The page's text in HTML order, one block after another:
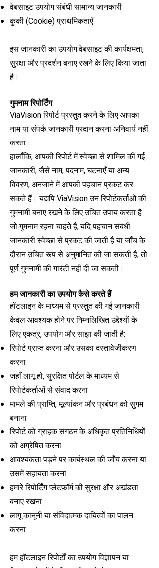
वेबसाइट उपयोग संबंधी सामान्य जानकारी
कुकी (Cookie) प्राथमिकताएँ
इस जानकारी का उपयोग वेबसाइट की कार्यक्षमता,
सुरक्षा और प्रदर्शन बनाए रखने के लिए किया जाता
है।
गुमनाम रिपोर्टिंग
ViaVision रिपोर्ट प्रस्तुत करने के लिए आपका
नाम या संपर्क जानकारी प्रदान करना अनिवार्य नहीं
करता।
हालाँकि, आपकी रिपोर्ट में स्वेच्छा से शामिल की गई
जानकारी, जैसे नाम, पदनाम, घटनाएँ या अन्य
विवरण, अनजाने में आपकी पहचान प्रकट कर
सकते हैं। यद्यपि ViaVision उन रिपोर्टकर्ताओं की
गुमनामी बनाए रखने के लिए उचित उपाय करता है
जो गुमनाम रहना चाहते हैं, यदि पहचान संबंधी
जानकारी स्वेच्छा से प्रकट की जाती है या जाँच के
दौरान उचित रूप से अनुमानित की जा सकती है, तो
पूर्ण गुमनामी की गारंटी नहीं दी जा सकती।
हम जानकारी का उपयोग कैसे करते हैं
हॉटलाइन के माध्यम से प्रस्तुत की गई जानकारी
केवल आवश्यक होने पर निम्नलिखित उद्देश्यों के
लिए एकत्र, उपयोग और साझा की जाती है:
रिपोर्ट प्राप्त करना और उसका दस्तावेजीकरण
करना
जहाँ लागू हो, सुरक्षित पोर्टल के माध्यम से
रिपोर्टकर्ताओं से संवाद करना
मामले की प्राप्ति, मूल्यांकन और प्रबंधन को सुगम
बनाना
रिपोर्ट को ग्राहक संगठन के अधिकृत प्रतिनिधियों
को अग्रेषित करना
आवश्यकता पड़ने पर कार्यस्थल की जाँच करना या
उसमें सहायता करना
हमारे रिपोर्टिंग प्लेटफ़ॉर्म की सुरक्षा और अखंडता
बनाए रखना
लागू कानूनी या संविदात्मक दायित्वों का पालन
करना
हम हॉटलाइन रिपोर्टों का उपयोग विज्ञापन या